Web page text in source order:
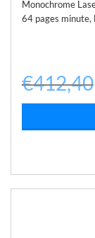
Monochrome
64 pages minute,
€412,40